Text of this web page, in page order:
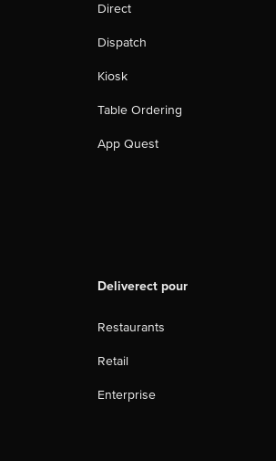
Direct
Dispatch
Kiosk
Table Ordering
App Quest
Deliverect pour
Restaurants
Retail
Enterprise